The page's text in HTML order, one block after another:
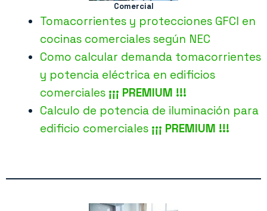
Comercial
Tomacorrientes y protecciones GFCI en
cocinas comerciales según NEC
Como calcular demanda tomacorrientes
y potencia eléctrica en edificios
comerciales ¡¡¡ PREMIUM !!!
Calculo de potencia de iluminación para
edificio comerciales ¡¡¡ PREMIUM !!!